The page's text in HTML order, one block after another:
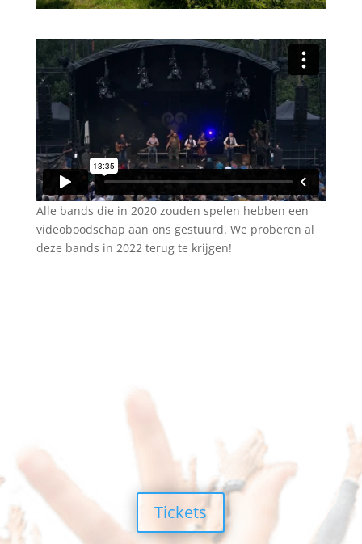
Alle bands die in 2020 zouden spelen hebben een
videoboodschap aan ons gestuurd. We proberen al
deze bands in 2022 terug te krijgen!
Tickets